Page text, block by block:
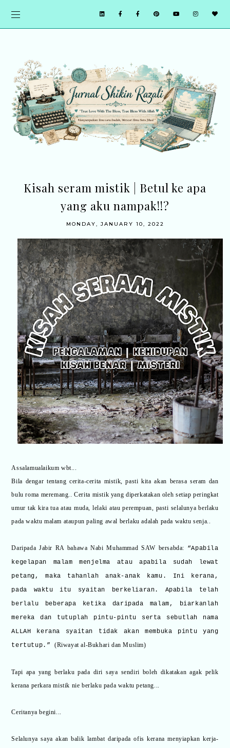
Kisah seram mistik | Betul ke apa
yang aku nampak!!?
MONDAY, JANUARY 10, 2022
Assalamualaikum wbt...
Bila dengar tentang cerita-cerita mistik, pasti kita akan berasa seram dan
bulu roma meremang.. Cerita mistik yang diperkatakan oleh setiap peringkat
umur tak kira tua atau muda, lelaki atau perempuan, pasti selalunya berlaku
pada waktu malam ataupun paling awal berlaku adalah pada waktu senja..
Daripada Jabir RA bahawa Nabi Muhammad SAW bersabda: “Apabila
kegelapan malam menjelma atau apabila sudah lewat
petang, maka tahanlah anak-anak kamu. Ini kerana,
pada waktu itu syaitan berkeliaran. Apabila telah
berlalu beberapa ketika daripada malam, biarkanlah
mereka dan tutuplah pintu-pintu serta sebutlah nama
ALLAH kerana syaitan tidak akan membuka pintu yang
tertutup.”(Riwayat al-Bukhari dan Muslim)
Tapi apa yang berlaku pada diri saya sendiri boleh dikatakan agak pelik
kerana perkara mistik nie berlaku pada waktu petang...
Ceritanya begini...
Selalunya saya akan balik lambat daripada ofis kerana menyiapkan kerja-